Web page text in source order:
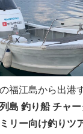
福江島から出港
島 釣り船 チャ
リー向け釣りツ